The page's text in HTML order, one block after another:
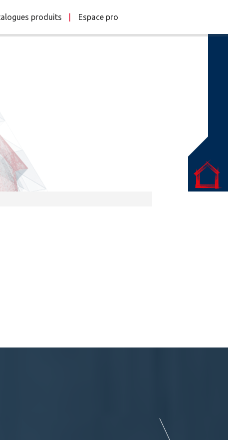
produits Espace pro
Terrasses : Les différentes essences